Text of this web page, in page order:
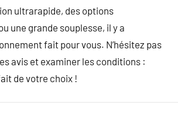
ultrarapide, des options
une grande souplesse, il y a
fait pour vous. N’hésitez pas
avis et examiner les conditions :
de votre choix !